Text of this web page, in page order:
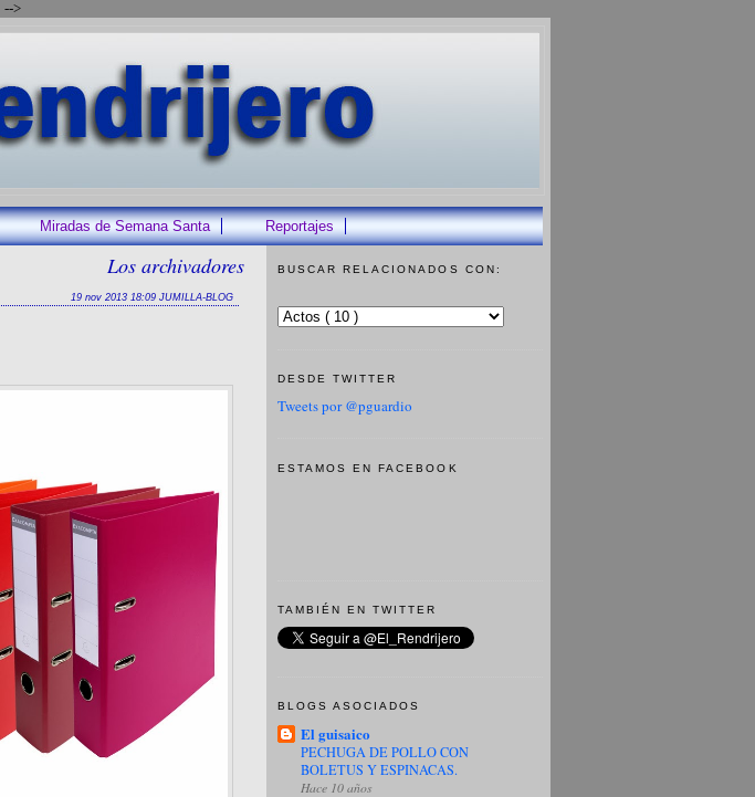
-->
Miradas de Semana Santa Reportajes
Los archivadores
19 nov 2013 18:09 JUMILLA-BLOG
BUSCAR RELACIONADOS CON:
DESDE TWITTER
Tweets por @pguardio
ESTAMOS EN FACEBOOK
TAMBIÉN EN TWITTER
BLOGS ASOCIADOS
El guisaico
PECHUGA DE POLLO CON
BOLETUS Y ESPINACAS.
Hace 10 años